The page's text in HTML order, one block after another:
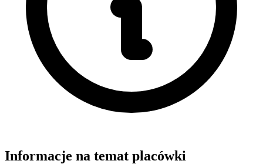
Informacje na temat placówki